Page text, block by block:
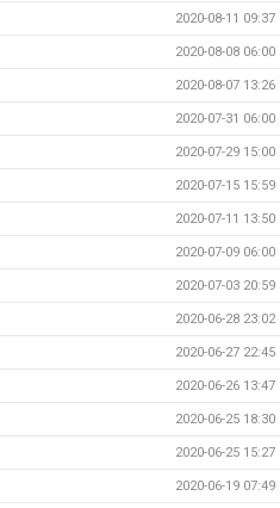
2020-08-11 09:37
2020-08-08 06:00
2020-08-07 13:26
2020-07-31 06:00
2020-07-29 15:00
2020-07-15 15:59
2020-07-11 13:50
2020-07-09 06:00
2020-07-03 20:59
2020-06-28 23:02
2020-06-27 22:45
2020-06-26 13:47
2020-06-25 18:30
2020-06-25 15:27
2020-06-19 07:49